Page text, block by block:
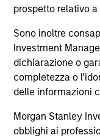
prospetto relativo
Sono inoltre
Investment
dichiarazione o
completezza o
delle informazioni
Morgan Stanley
obblighi ai
offering of
solicitation of an
jurisdiction in
purchase or sale
securities,
All investing
Please refer to the
information on the
considerations.